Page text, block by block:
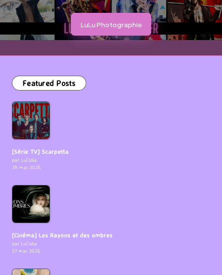
LuLu Photographie
Featured Posts
[Série TV] Scarpetta
par LuCioLe
29 mai 2026
[Cinéma] Les Rayons et des ombres
par LuCioLe
27 mai 2026